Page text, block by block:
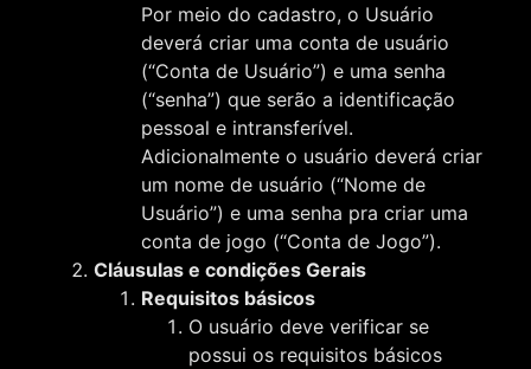
Por meio do cadastro, o Usuário
deverá criar uma conta de usuário
(“Conta de Usuário”) e uma senha
(“senha”) que serão a identificação
pessoal e intransferível.
Adicionalmente o usuário deverá criar
um nome de usuário (“Nome de
Usuário”) e uma senha pra criar uma
conta de jogo (“Conta de Jogo”).
Cláusulas e condições Gerais
Requisitos básicos
O usuário deve verificar se
possui os requisitos básicos